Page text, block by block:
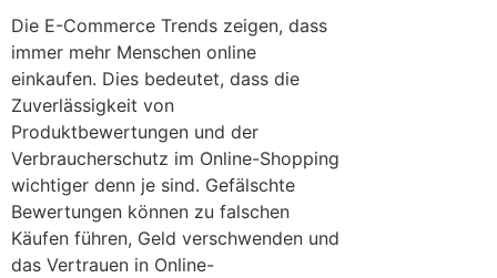
Die E-Commerce Trends zeigen, dass
immer mehr Menschen online
einkaufen. Dies bedeutet, dass die
Zuverlässigkeit von
Produktbewertungen und der
Verbraucherschutz im Online-Shopping
wichtiger denn je sind. Gefälschte
Bewertungen können zu falschen
Käufen führen, Geld verschwenden und
das Vertrauen in Online-